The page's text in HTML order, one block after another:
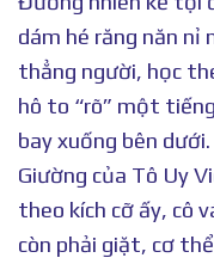
dám hé răng năn
thẳng người, học
hô to “rõ” một
bay xuống bên dưới.
Giường của Tô Uy
theo kích cỡ ấy, cô
còn phải giặt, cơ